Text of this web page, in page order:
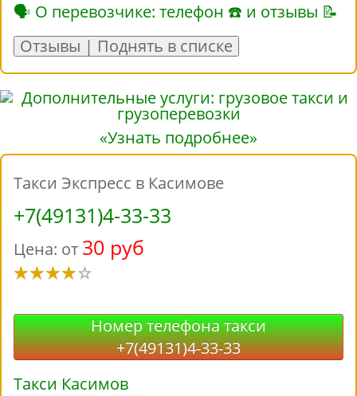
🗣 О перевозчике: телефон ☎ и отзывы 📝
Отзывы | Поднять в списке
«Узнать подробнее»
Такси Экспресс в Касимове
+7(49131)4-33-33
Цена: от 30 руб
Номер телефона такси
+7(49131)4-33-33
Такси Касимов